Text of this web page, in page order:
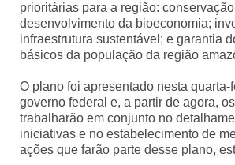
prioritárias para a região:
desenvolvimento da bioeconomia;
infraestrutura sustentável; e garantia
básicos da população da região
O plano foi apresentado nesta quarta-
governo federal e, a partir de agora,
trabalharão em conjunto no
iniciativas e no estabelecimento de
ações que farão parte desse plano,